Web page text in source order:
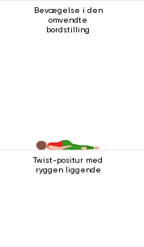
Bevægelse i den
omvendte
bordstilling
Twist-positur med
ryggen liggende